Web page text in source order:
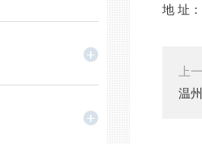
地 址
上
温